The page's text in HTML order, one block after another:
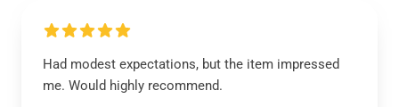
Had modest expectations, but the item impressed
me. Would highly recommend.